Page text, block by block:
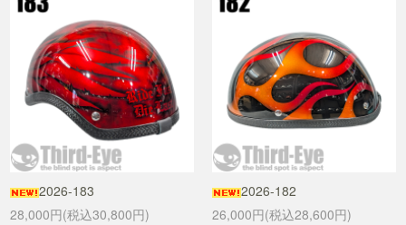
2026-183
28,000円(税込30,800円)
2026-182
26,000円(税込28,600円)